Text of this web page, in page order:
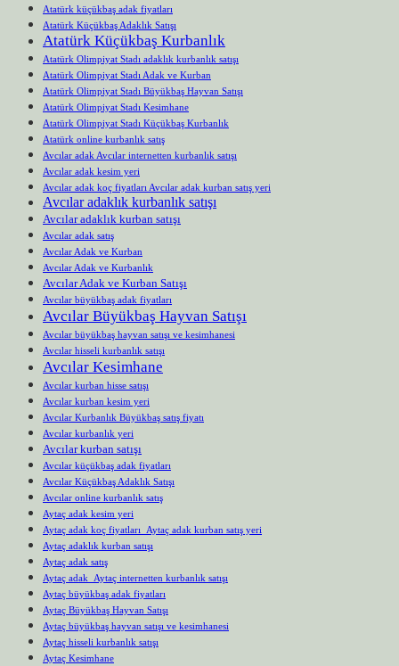
Atatürk küçükbaş adak fiyatları
Atatürk Küçükbaş Adaklık Satışı
Atatürk Küçükbaş Kurbanlık
Atatürk Olimpiyat Stadı adaklık kurbanlık satışı
Atatürk Olimpiyat Stadı Adak ve Kurban
Atatürk Olimpiyat Stadı Büyükbaş Hayvan Satışı
Atatürk Olimpiyat Stadı Kesimhane
Atatürk Olimpiyat Stadı Küçükbaş Kurbanlık
Atatürk online kurbanlık satış
Avcılar adak Avcılar internetten kurbanlık satışı
Avcılar adak kesim yeri
Avcılar adak koç fiyatları Avcılar adak kurban satış yeri
Avcılar adaklık kurbanlık satışı
Avcılar adaklık kurban satışı
Avcılar adak satış
Avcılar Adak ve Kurban
Avcılar Adak ve Kurbanlık
Avcılar Adak ve Kurban Satışı
Avcılar büyükbaş adak fiyatları
Avcılar Büyükbaş Hayvan Satışı
Avcılar büyükbaş hayvan satışı ve kesimhanesi
Avcılar hisseli kurbanlık satışı
Avcılar Kesimhane
Avcılar kurban hisse satışı
Avcılar kurban kesim yeri
Avcılar Kurbanlık Büyükbaş satış fiyatı
Avcılar kurbanlık yeri
Avcılar kurban satışı
Avcılar küçükbaş adak fiyatları
Avcılar Küçükbaş Adaklık Satışı
Avcılar online kurbanlık satış
Aytaç adak kesim yeri
Aytaç adak koç fiyatları Aytaç adak kurban satış yeri
Aytaç adaklık kurban satışı
Aytaç adak satış
Aytaç adak Aytaç internetten kurbanlık satışı
Aytaç büyükbaş adak fiyatları
Aytaç Büyükbaş Hayvan Satışı
Aytaç büyükbaş hayvan satışı ve kesimhanesi
Aytaç hisseli kurbanlık satışı
Aytaç Kesimhane